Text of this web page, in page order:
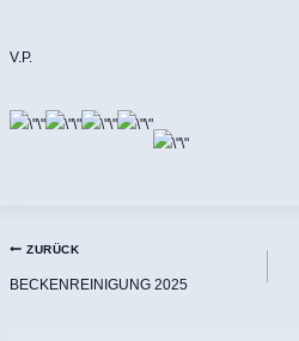
V.P.
Beitragsnavigation
ZURÜCK
BECKENREINIGUNG 2025